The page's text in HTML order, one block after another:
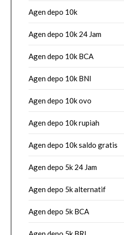
Agen depo 10k
Agen depo 10k 24 Jam
Agen depo 10k BCA
Agen depo 10k BNI
Agen depo 10k ovo
Agen depo 10k rupiah
Agen depo 10k saldo gratis
Agen depo 5k 24 Jam
Agen depo 5k alternatif
Agen depo 5k BCA